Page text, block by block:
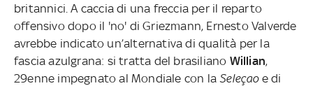
britannici. A caccia di una freccia per il reparto
offensivo dopo il 'no' di Griezmann, Ernesto Valverde
avrebbe indicato un’alternativa di qualità per la
fascia azulgrana: si tratta del brasiliano Willian,
29enne impegnato al Mondiale con laSeleçaoe di